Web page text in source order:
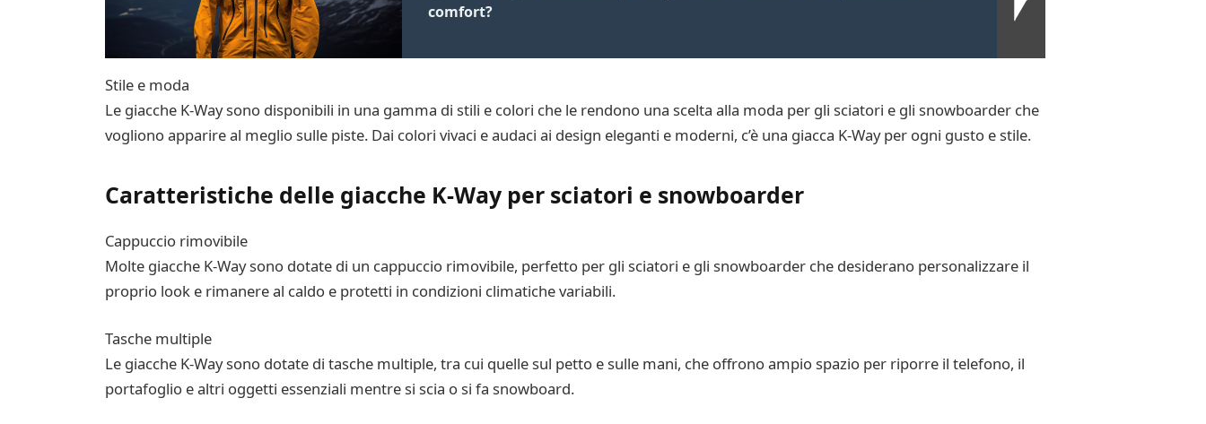
comfort?
Stile e moda
Le giacche K-Way sono disponibili in una gamma di stili e colori che le rendono una scelta alla moda per gli sciatori e gli snowboarder che
vogliono apparire al meglio sulle piste. Dai colori vivaci e audaci ai design eleganti e moderni, c’è una giacca K-Way per ogni gusto e stile.
Caratteristiche delle giacche K-Way per sciatori e snowboarder
Cappuccio rimovibile
Molte giacche K-Way sono dotate di un cappuccio rimovibile, perfetto per gli sciatori e gli snowboarder che desiderano personalizzare il
proprio look e rimanere al caldo e protetti in condizioni climatiche variabili.
Tasche multiple
Le giacche K-Way sono dotate di tasche multiple, tra cui quelle sul petto e sulle mani, che offrono ampio spazio per riporre il telefono, il
portafoglio e altri oggetti essenziali mentre si scia o si fa snowboard.